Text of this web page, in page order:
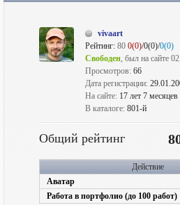
vivaart
Рейтинг: 80 0(0)/0(0)/0(0)
Свободен, был на сайте
Просмотров: 66
Дата регистрации:
На сайте: 17 лет 7 месяцев
В каталоге: 801-й
Общий рейтинг
Действие
Аватар
Работа в портфолио (до 100 работ)